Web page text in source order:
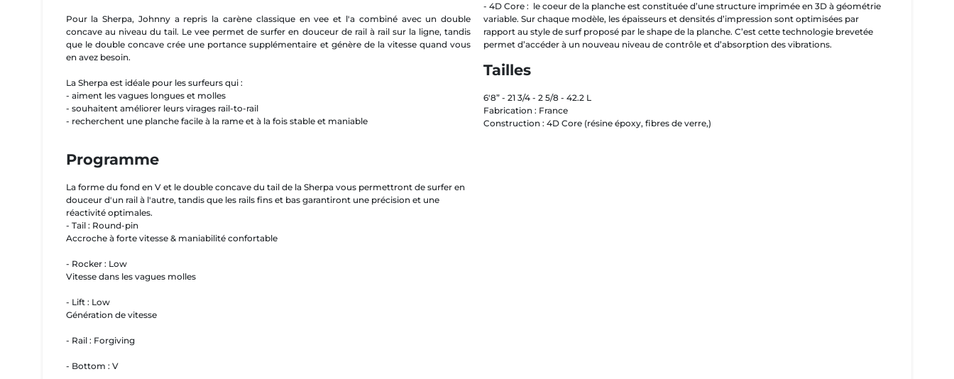
Pour la Sherpa, Johnny a repris la carène classique en vee et l'a combiné avec un double
concave au niveau du tail. Le vee permet de surfer en douceur de rail à rail sur la ligne, tandis
que le double concave crée une portance supplémentaire et génère de la vitesse quand vous
en avez besoin.
La Sherpa est idéale pour les surfeurs qui :
- aiment les vagues longues et molles
- souhaitent améliorer leurs virages rail-to-rail
- recherchent une planche facile à la rame et à la fois stable et maniable
Programme
La forme du fond en V et le double concave du tail de la Sherpa vous permettront de surfer en
douceur d'un rail à l'autre, tandis que les rails fins et bas garantiront une précision et une
réactivité optimales.
- Tail : Round-pin
Accroche à forte vitesse & maniabilité confortable
- Rocker : Low
Vitesse dans les vagues molles
- Lift : Low
Génération de vitesse
- Rail : Forgiving
- Bottom : V
- 4D Core : le coeur de la planche est constituée d’une structure imprimée en 3D à géométrie
variable. Sur chaque modèle, les épaisseurs et densités d’impression sont optimisées par
rapport au style de surf proposé par le shape de la planche. C’est cette technologie brevetée
permet d’accéder à un nouveau niveau de contrôle et d’absorption des vibrations.
Tailles
6'8” - 21 3/4 - 2 5/8 - 42.2 L
Fabrication : France
Construction : 4D Core (résine époxy, fibres de verre,)